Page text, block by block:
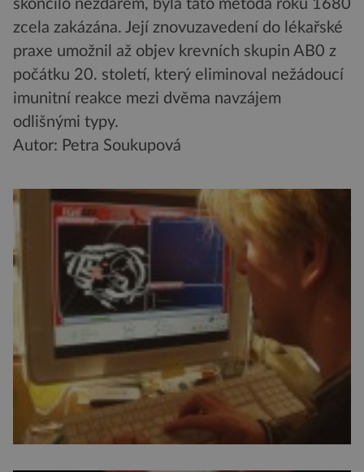
skončilo nezdarem, byla tato metoda roku 1680
zcela zakázána. Její znovuzavedení do lékařské
praxe umožnil až objev krevních skupin AB0 z
počátku 20. století, který eliminoval nežádoucí
imunitní reakce mezi dvěma navzájem
odlišnými typy.
Autor: Petra Soukupová